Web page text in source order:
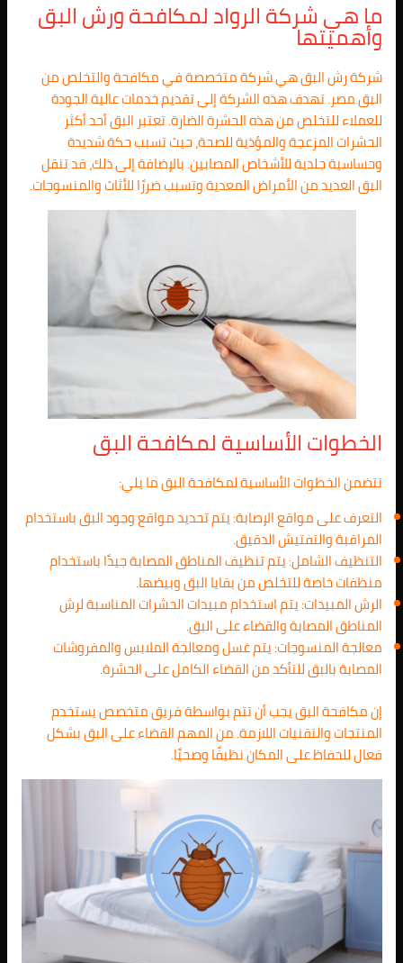
ما هي شركة الرواد لمكافحة ورش البق
وأهميتها
شركة رش البق هي شركة متخصصة في مكافحة والتخلص من
البق مصر. تهدف هذه الشركة إلى تقديم خدمات عالية الجودة
للعملاء للتخلص من هذه الحشرة الضارة. تعتبر البق أحد أكثر
الحشرات المزعجة والمؤذية للصحة، حيث تسبب حكة شديدة
وحساسية جلدية للأشخاص المصابين. بالإضافة إلى ذلك، قد تنقل
البق العديد من الأمراض المعدية وتسبب ضررًا للأثاث والمنسوجات.
الخطوات الأساسية لمكافحة البق
تتضمن الخطوات الأساسية لمكافحة البق ما يلي:
التعرف على مواقع الإصابة: يتم تحديد مواقع وجود البق باستخدام
المراقبة والتفتيش الدقيق.
التنظيف الشامل: يتم تنظيف المناطق المصابة جيدًا باستخدام
منظفات خاصة للتخلص من بقايا البق وبيضها.
الرش المبيدات: يتم استخدام مبيدات الحشرات المناسبة لرش
المناطق المصابة والقضاء على البق.
معالجة المنسوجات: يتم غسل ومعالجة الملابس والمفروشات
المصابة بالبق للتأكد من القضاء الكامل على الحشرة.
إن مكافحة البق يجب أن تتم بواسطة فريق متخصص يستخدم
المنتجات والتقنيات اللازمة. من المهم القضاء على البق بشكل
فعال للحفاظ على المكان نظيفًا وصحيًا.